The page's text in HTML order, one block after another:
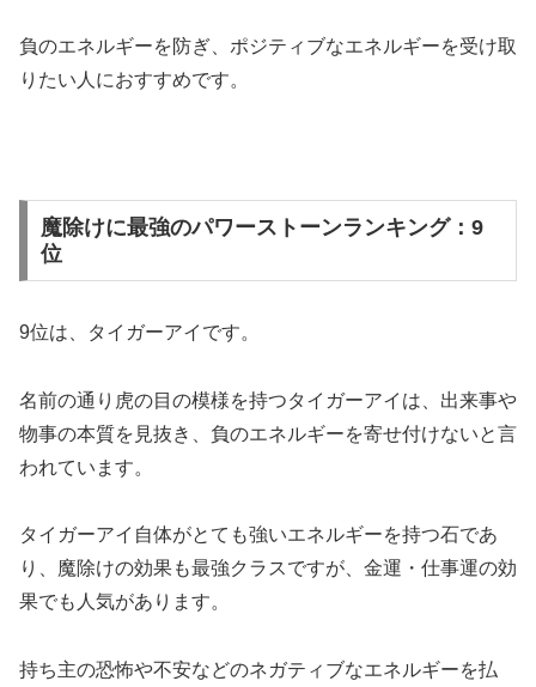
負のエネルギーを防ぎ、ポジティブなエネルギーを受け取
りたい人におすすめです。
魔除けに最強のパワーストーンランキング：9
位
9位は、タイガーアイです。
名前の通り虎の目の模様を持つタイガーアイは、出来事や
物事の本質を見抜き、負のエネルギーを寄せ付けないと言
われています。
タイガーアイ自体がとても強いエネルギーを持つ石であ
り、魔除けの効果も最強クラスですが、金運・仕事運の効
果でも人気があります。
持ち主の恐怖や不安などのネガティブなエネルギーを払